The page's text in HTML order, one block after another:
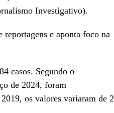
Investigativo).
reportagens e aponta foco na
casos. Segundo o
de 2024, foram
os valores variaram de 2